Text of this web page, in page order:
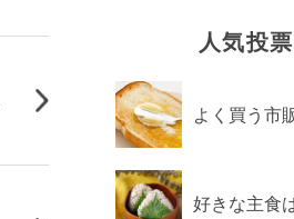
人気投
よく買う市
好きな主食